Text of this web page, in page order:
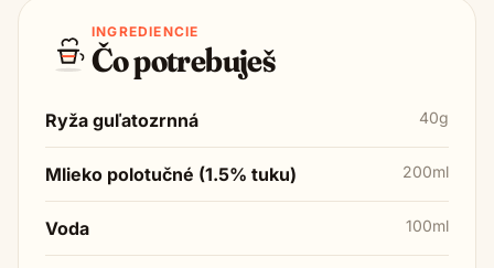
INGREDIENCIE
Čo potrebuješ
Ryža guľatozrnná 40g
Mlieko polotučné (1.5% tuku) 200ml
Voda 100ml